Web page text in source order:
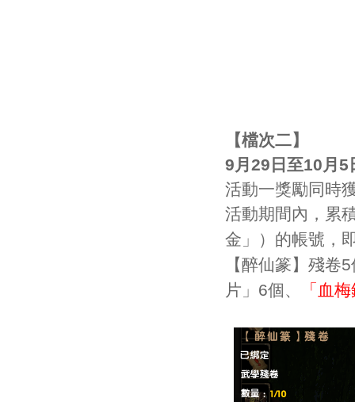
【檔次二】
9月29日至10月5
活動一獎勵同時
活動期間內，累
金 」
）的帳號，
【醉仙篆】殘卷5
片 」 6個、 「 血